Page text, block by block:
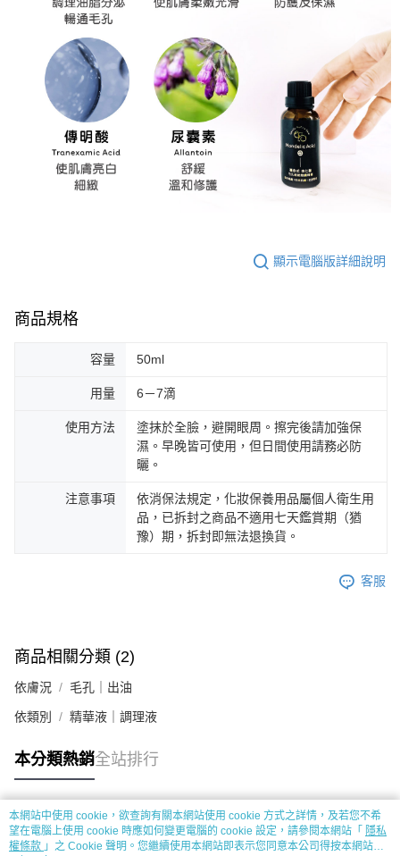
顯示電腦版詳細說明
商品規格
容量 50ml
用量 6－7滴
使用方法
塗抹於全臉，避開眼周。擦完後請加強保
濕。早晚皆可使用，但日間使用請務必防
曬。
注意事項
依消保法規定，化妝保養用品屬個人衛生用
品，已拆封之商品不適用七天鑑賞期（猶
豫）期，拆封即無法退換貨。
客服
商品相關分類 (2)
依膚況 毛孔｜出油
依類別 精華液｜調理液
本分類熱銷全站排行
熱門標籤
本網站中使用 cookie，欲查詢有關本網站使用 cookie 方式之詳情，及若您不希
望在電腦上使用 cookie 時應如何變更電腦的 cookie 設定，請參閱本網站「 隱私
權條款 」之 Cookie 聲明。您繼續使用本網站即表示您同意本公司得按本網站使